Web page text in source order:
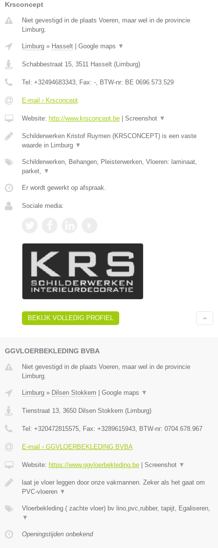
Krsconcept
Niet gevestigd in de plaats Voeren, maar wel in de provincie
Limburg.
Limburg » Hasselt Google maps ▼
Schabbestraat 15, 3511 Hasselt (Limburg)
Tel: +32494683343, Fax: -, BTW-nr: BE 0696.573.529
E-mail › Krsconcept
Website: http://www.krsconcept.be Screenshot ▼
Schilderwerken Kristof Ruymen (KRSCONCEPT) is een vaste
waarde in Limburg ▼
Schilderwerken, Behangen, Pleisterwerken, Vloeren: laminaat,
parket, ▼
Er wordt gewerkt op afspraak.
Sociale media:
BEKIJK VOLLEDIG PROFIEL
GGVLOERBEKLEDING BVBA
Niet gevestigd in de plaats Voeren, maar wel in de provincie
Limburg.
Limburg » Dilsen Stokkem Google maps ▼
Tienstraat 13, 3650 Dilsen Stokkem (Limburg)
Tel: +320472815575, Fax: +3289615943, BTW-nr: 0704.678.967
E-mail › GGVLOERBEKLEDING BVBA
Website: https://www.ggvloerbekleding.be Screenshot ▼
laat je vloer leggen door onze vakmannen. Zeker als het gaat om
PVC-vloeren ▼
Vloerbekleding ( zachte vloer) bv lino,pvc,rubber, tapijt, Egaliseren,
▼
Openingstijden onbekend